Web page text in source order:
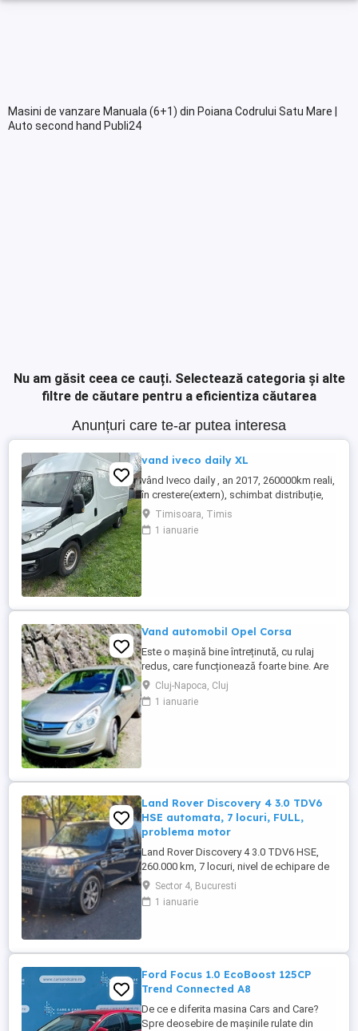
Masini de vanzare Manuala (6+1) din Poiana Codrului Satu Mare |
Auto second hand Publi24
Nu am găsit ceea ce cauți. Selectează categoria și alte
filtre de căutare pentru a eficientiza căutarea
Anunțuri care te-ar putea interesa
vand iveco daily XL
vând Iveco daily , an 2017, 260000km reali,
în crestere(extern), schimbat distribuție,
ambreiaj,discuri frâna plăcuțe , revizie
completă ,stare f. bună ,140 Cp, climă
funcțională senzori parcare ,import
Timisoara, Timis
1 ianuarie
Vand automobil Opel Corsa
Este o mașină bine întreținută, cu rulaj
redus, care funcționează foarte bine. Are
anvelope pentru toate anotimpurile, roata
de rezerva normala, ambreiaj nou .
Cluj-Napoca, Cluj
1 ianuarie
Land Rover Discovery 4 3.0 TDV6
HSE automata, 7 locuri, FULL,
problema motor
Land Rover Discovery 4 3.0 TDV6 HSE,
260.000 km, 7 locuri, nivel de echipare de
top. DETALII MOTOR ȘI STAREA
CURENTA: - Motor 3.0 TDV6 (2993 CC),
244 CP, Tracțiune integrală (4x4), Cutie
sistemul de răcire. - Diagnostic ...
Sector 4, Bucuresti
1 ianuarie
Ford Focus 1.0 EcoBoost 125CP
Trend Connected A8
De ce e diferita masina Cars and Care?
Spre deosebire de mașinile rulate din